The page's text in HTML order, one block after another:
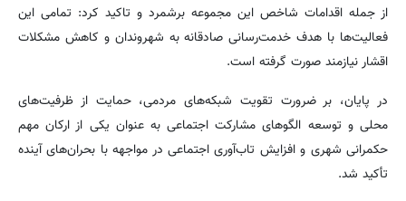
از جمله اقدامات شاخص این مجموعه برشمرد و تاکید کرد: تمامی این
فعالیت‌ها با هدف خدمت‌رسانی صادقانه به شهروندان و کاهش مشکلات
اقشار نیازمند صورت گرفته است.
در پایان، بر ضرورت تقویت شبکه‌های مردمی، حمایت از ظرفیت‌های
محلی و توسعه الگوهای مشارکت اجتماعی به عنوان یکی از ارکان مهم
حکمرانی شهری و افزایش تاب‌آوری اجتماعی در مواجهه با بحران‌های آینده
تأکید شد.